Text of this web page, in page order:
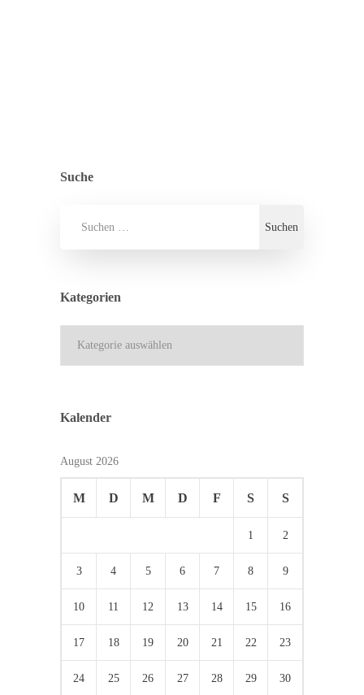
Suche
Kategorien
Kalender
August 2026
M D M D F S S
1 2
3 4 5 6 7 8 9
10 11 12 13 14 15 16
17 18 19 20 21 22 23
24 25 26 27 28 29 30